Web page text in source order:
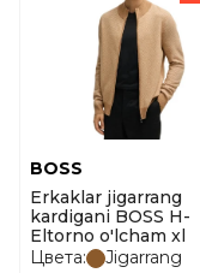
BOSS
Erkaklar jigarrang
kardigani BOSS H-
Eltorno o'lcham xl
Цвета:
Jigarrang